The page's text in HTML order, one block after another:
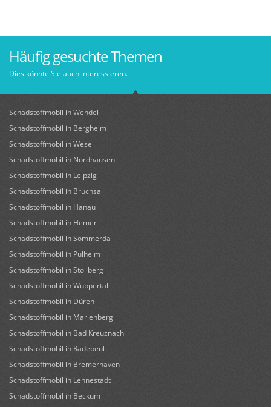
Häufig gesuchte Themen
Dies könnte Sie auch interessieren.
Schadstoffmobil in Wendel
Schadstoffmobil in Bergheim
Schadstoffmobil in Wesel
Schadstoffmobil in Nordhausen
Schadstoffmobil in Leipzig
Schadstoffmobil in Bruchsal
Schadstoffmobil in Hanau
Schadstoffmobil in Hemer
Schadstoffmobil in Sömmerda
Schadstoffmobil in Pulheim
Schadstoffmobil in Stollberg
Schadstoffmobil in Wuppertal
Schadstoffmobil in Düren
Schadstoffmobil in Marienberg
Schadstoffmobil in Bad Kreuznach
Schadstoffmobil in Radebeul
Schadstoffmobil in Bremerhaven
Schadstoffmobil in Lennestadt
Schadstoffmobil in Beckum